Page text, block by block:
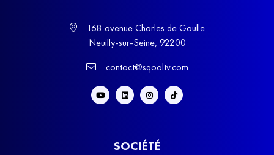
168 avenue Charles de Gaulle
Neuilly-sur-Seine, 92200
contact@sqooltv.com
SOCIÉTÉ